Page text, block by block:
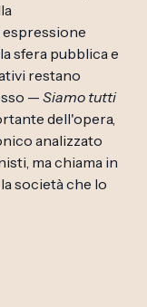
sfera pubblica e
restano
— Siamo tutti
dell'opera,
analizzato
ma chiama in
società che lo